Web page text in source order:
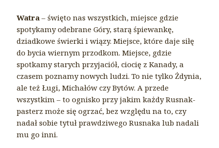
Watra – święto nas wszystkich, miejsce gdzie
spotykamy odebrane Góry, starą śpiewankę,
dziadkowe świerki i wiązy. Miejsce, które daje siłę
do bycia wiernym przodkom. Miejsce, gdzie
spotkamy starych przyjaciół, ciocię z Kanady, a
czasem poznamy nowych ludzi. To nie tylko Żdynia,
ale też Ługi, Michałów czy Bytów. A przede
wszystkim – to ognisko przy jakim każdy Rusnak-
pasterz może się ogrzać, bez względu na to, czy
nadał sobie tytuł prawdziwego Rusnaka lub nadali
mu go inni.